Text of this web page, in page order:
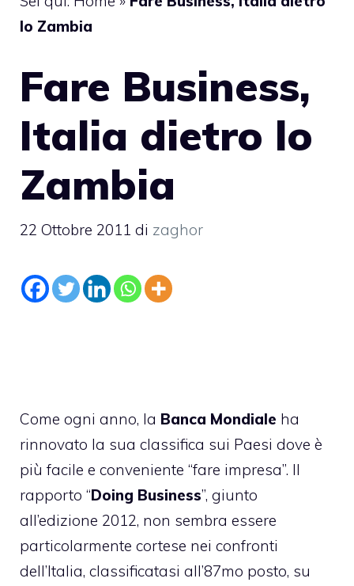
lo Zambia
Fare Business,
Italia dietro lo
Zambia
22 Ottobre 2011 di zaghor
Come ogni anno, la Banca Mondiale ha
rinnovato la sua classifica sui Paesi dove è
più facile e conveniente “fare impresa”. Il
rapporto “Doing Business”, giunto
all’edizione 2012, non sembra essere
particolarmente cortese nei confronti
dell’Italia, classificatasi all’87mo posto, su